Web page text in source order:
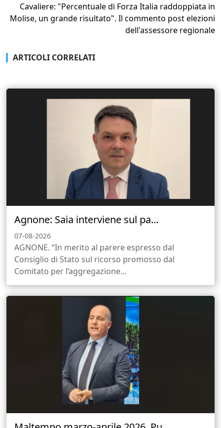
Cavaliere: "Percentuale di Forza Italia raddoppiata in
Molise, un grande risultato". Il commento post elezioni
dell'assessore regionale
ARTICOLI CORRELATI
Agnone: Saia interviene sul pa...
07-08-2026
AGNONE. “In merito al parere espresso dal
Consiglio di Stato sul ricorso promosso dal
Comitato per l’aggregazione...